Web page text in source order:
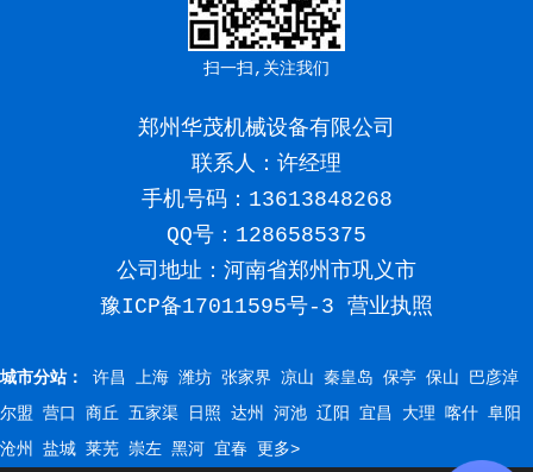
扫一扫,关注我们
郑州华茂机械设备有限公司
联系人：许经理
手机号码： 13613848268
QQ号：1286585375
公司地址：河南省郑州市巩义市
豫ICP备17011595号-3 营业执照
城市分站： 许昌 上海 潍坊 张家界 凉山 秦皇岛 保亭 保山
巴彦淖
尔盟 营口 商丘 五家渠 日照 达州 河池 辽阳 宜昌 大理 喀什 阜阳
沧州
盐城 莱芜 崇左 黑河 宜春 更多>